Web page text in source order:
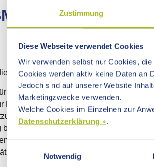
Zustimmung
Diese Webseite verwendet Cookies
Wir verwenden selbst nur Cookies,
Cookies werden aktiv keine Daten an
Jedoch sind auf unserer Website
Marketingzwecke verwenden.
Welche Cookies im Einzelnen zur
Datenschutzerklärung ».
Notwendig
Aalen und Schwäbisch Gmünd
den Unterricht, die Jugend- und
Projektion und Medienarbeit
für praktische Medienarbeit mit
bei schulischen Netzen
und Fortbildungen zum Einsatz
für Ihre Videoproduktion